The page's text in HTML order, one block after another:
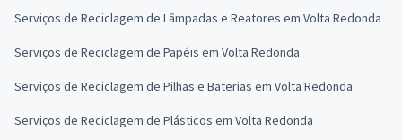
Serviços de Reciclagem de Lâmpadas e Reatores em Volta Redonda
Serviços de Reciclagem de Papéis em Volta Redonda
Serviços de Reciclagem de Pilhas e Baterias em Volta Redonda
Serviços de Reciclagem de Plásticos em Volta Redonda